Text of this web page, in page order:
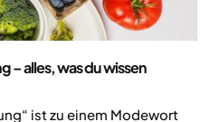
– alles, was du wissen
ist zu einem Modewort